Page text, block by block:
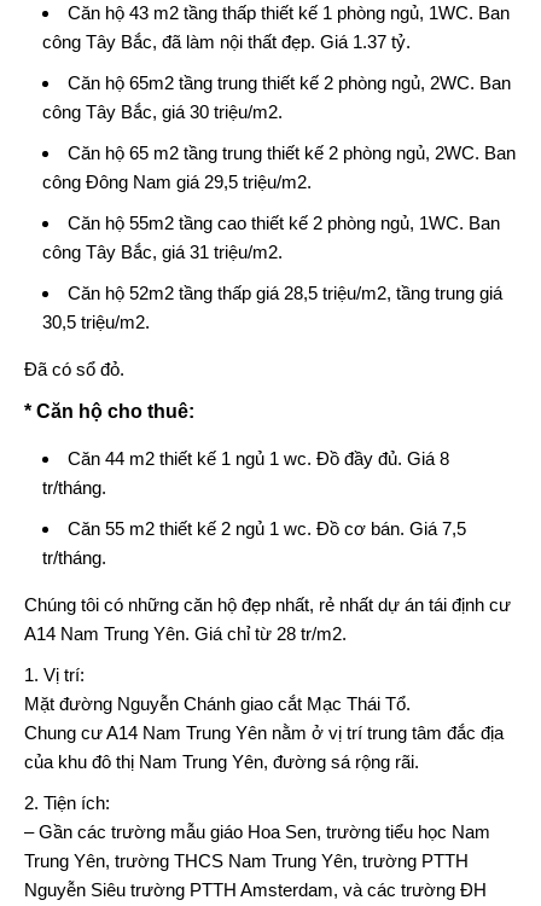
Căn hộ 43 m2 tầng thấp thiết kế 1 phòng ngủ, 1WC. Ban
công Tây Bắc, đã làm nội thất đẹp. Giá 1.37 tỷ.
Căn hộ 65m2 tầng trung thiết kế 2 phòng ngủ, 2WC. Ban
công Tây Bắc, giá 30 triệu/m2.
Căn hộ 65 m2 tầng trung thiết kế 2 phòng ngủ, 2WC. Ban
công Đông Nam giá 29,5 triệu/m2.
Căn hộ 55m2 tầng cao thiết kế 2 phòng ngủ, 1WC. Ban
công Tây Bắc, giá 31 triệu/m2.
Căn hộ 52m2 tầng thấp giá 28,5 triệu/m2, tầng trung giá
30,5 triệu/m2.
Đã có sổ đỏ.
* Căn hộ cho thuê:
Căn 44 m2 thiết kế 1 ngủ 1 wc. Đồ đầy đủ. Giá 8
tr/tháng.
Căn 55 m2 thiết kế 2 ngủ 1 wc. Đồ cơ bán. Giá 7,5
tr/tháng.
Chúng tôi có những căn hộ đẹp nhất, rẻ nhất dự án tái định cư
A14 Nam Trung Yên. Giá chỉ từ 28 tr/m2.
1. Vị trí:
Mặt đường Nguyễn Chánh giao cắt Mạc Thái Tổ.
Chung cư A14 Nam Trung Yên nằm ở vị trí trung tâm đắc địa
của khu đô thị Nam Trung Yên, đường sá rộng rãi.
2. Tiện ích:
– Gần các trường mẫu giáo Hoa Sen, trường tiểu học Nam
Trung Yên, trường THCS Nam Trung Yên, trường PTTH
Nguyễn Siêu trường PTTH Amsterdam, và các trường ĐH